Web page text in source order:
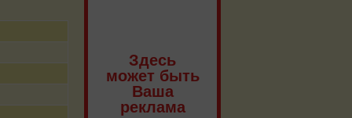
Здесь
может быть
Ваша
реклама